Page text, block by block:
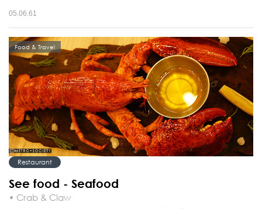
05.06.61
Food & Travel
Restaurant
See food - Seafood
• Crab & Claw